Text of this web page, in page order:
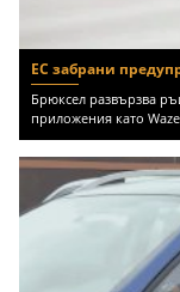
ЕС забрани
Брюксел развързва
приложения като